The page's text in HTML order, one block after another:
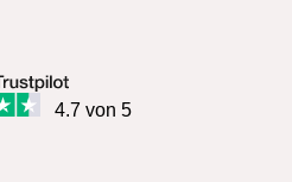
4.7 von 5